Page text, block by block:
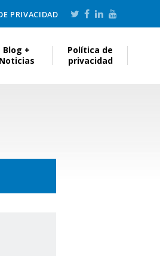
PRIVACIDAD
Blog +
Noticias
Política de
privacidad